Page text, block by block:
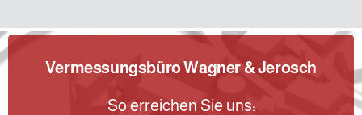
Vermessungsbüro Wagner & Jerosch
So erreichen Sie uns: